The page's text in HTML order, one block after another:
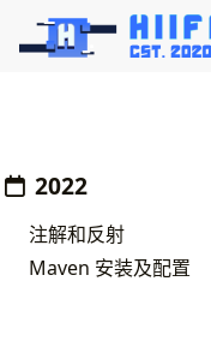
2022
注解和反射
Maven 安装及配置